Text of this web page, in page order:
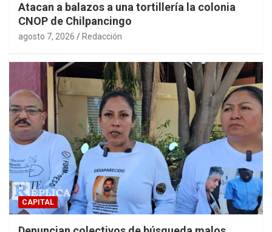
Atacan a balazos a una tortillería la colonia
CNOP de Chilpancingo
agosto 7, 2026 Redacción
CAPITAL